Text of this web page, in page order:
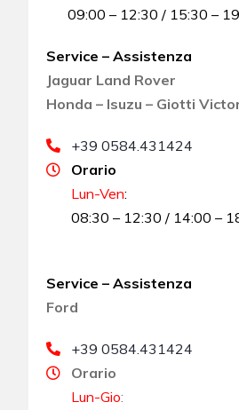
09:00 – 12:30 / 15:30 –
Service – Assistenza
Jaguar Land Rover
Honda – Isuzu – Giotti
+39 0584.431424
Orario
Lun-Ven:
08:30 – 12:30 / 14:00 –
Service – Assistenza
Ford
+39 0584.431424
Orario
Lun-Gio: